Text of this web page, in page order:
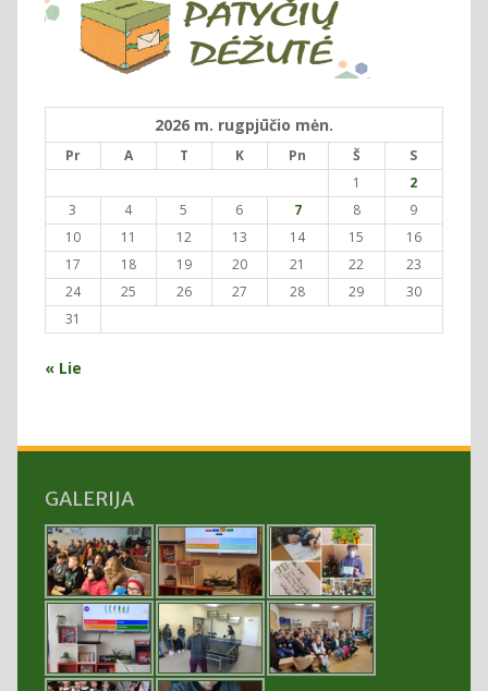
2026 m. rugpjūčio mėn.
Pr A T K Pn Š
S
1
2
3
4 5 6 7 8
9
10
11 12 13 14 15
16
17
18 19 20 21 22
23
24
25 26 27 28 29
30
31
« Lie
GALERIJA